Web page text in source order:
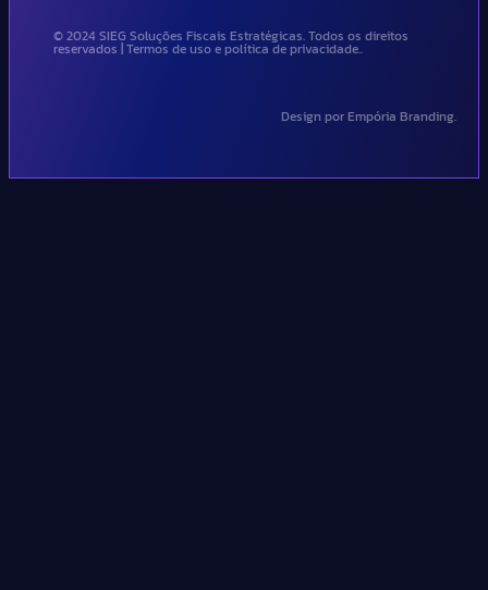
© 2024 SIEG Soluções Fiscais Estratégicas. Todos os direitos
reservados | Termos de uso e política de privacidade..
Design por Empória Branding.